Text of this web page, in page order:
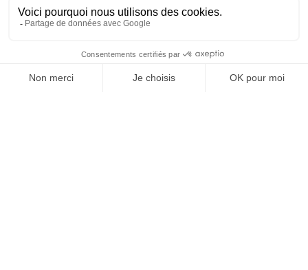
OFFICE DE TOURISME
ASPRES-THUIR
Boulevard Violet, 66300 Thuir
Tél. +33 4 68 53 45 86